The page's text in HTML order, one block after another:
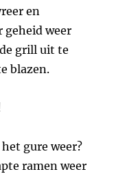
en
geheid weer
grill uit te
blazen.
gure weer?
ramen weer